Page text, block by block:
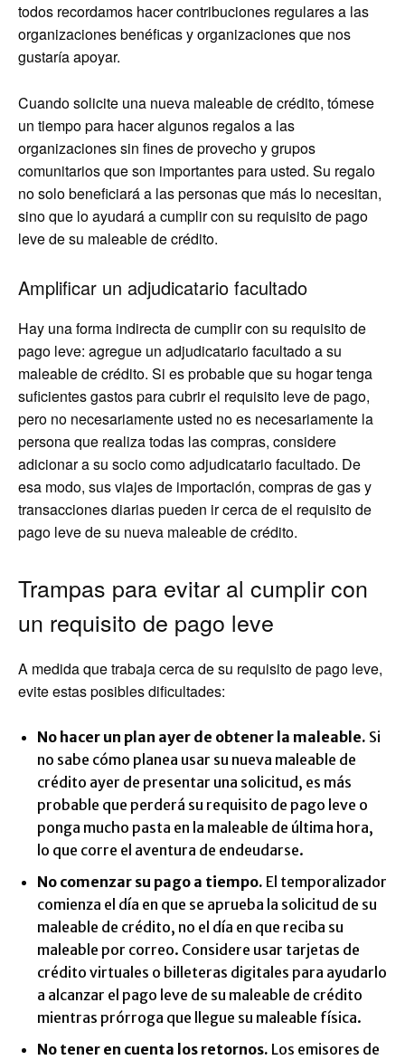
todos recordamos hacer contribuciones regulares a las
organizaciones benéficas y organizaciones que nos
gustaría apoyar.
Cuando solicite una nueva maleable de crédito, tómese
un tiempo para hacer algunos regalos a las
organizaciones sin fines de provecho y grupos
comunitarios que son importantes para usted. Su regalo
no solo beneficiará a las personas que más lo necesitan,
sino que lo ayudará a cumplir con su requisito de pago
leve de su maleable de crédito.
Amplificar un adjudicatario facultado
Hay una forma indirecta de cumplir con su requisito de
pago leve: agregue un adjudicatario facultado a su
maleable de crédito. Si es probable que su hogar tenga
suficientes gastos para cubrir el requisito leve de pago,
pero no necesariamente usted no es necesariamente la
persona que realiza todas las compras, considere
adicionar a su socio como adjudicatario facultado. De
esa modo, sus viajes de importación, compras de gas y
transacciones diarias pueden ir cerca de el requisito de
pago leve de su nueva maleable de crédito.
Trampas para evitar al cumplir con
un requisito de pago leve
A medida que trabaja cerca de su requisito de pago leve,
evite estas posibles dificultades:
No hacer un plan ayer de obtener la maleable. Si
no sabe cómo planea usar su nueva maleable de
crédito ayer de presentar una solicitud, es más
probable que perderá su requisito de pago leve o
ponga mucho pasta en la maleable de última hora,
lo que corre el aventura de endeudarse.
No comenzar su pago a tiempo. El temporalizador
comienza el día en que se aprueba la solicitud de su
maleable de crédito, no el día en que reciba su
maleable por correo. Considere usar tarjetas de
crédito virtuales o billeteras digitales para ayudarlo
a alcanzar el pago leve de su maleable de crédito
mientras prórroga que llegue su maleable física.
No tener en cuenta los retornos. Los emisores de